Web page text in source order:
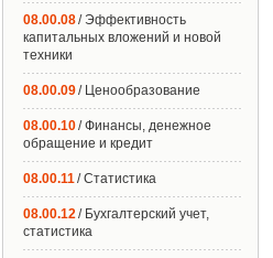
08.00.08/ Эффективность
капитальных вложений и новой
техники
08.00.09/ Ценообразование
08.00.10/ Финансы, денежное
обращение и кредит
08.00.11/ Статистика
08.00.12/ Бухгалтерский учет,
статистика